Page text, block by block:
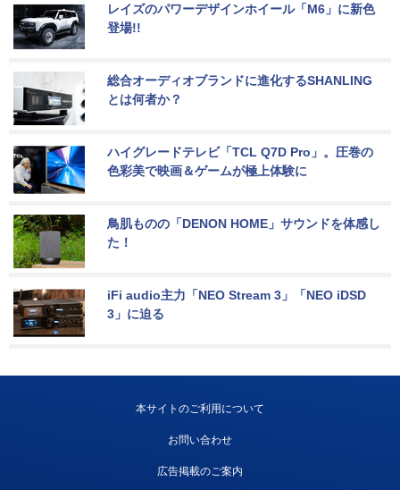
レイズのパワーデザインホイール「M6」に新色
登場!!
総合オーディオブランドに進化するSHANLING
とは何者か？
ハイグレードテレビ「TCL Q7D Pro」。圧巻の
色彩美で映画＆ゲームが極上体験に
鳥肌ものの「DENON HOME」サウンドを体感し
た！
iFi audio主力「NEO Stream 3」「NEO iDSD
3」に迫る
本サイトのご利用について
お問い合わせ
広告掲載のご案内